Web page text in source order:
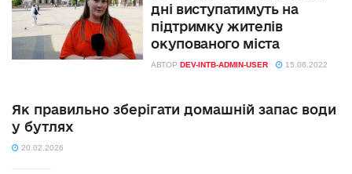
дні виступатимуть на
підтримку жителів
окупованого міста
АВТОР DEV-INTB-ADMIN-USER 15.06.2022
Як правильно зберігати домашній запас води
у бутлях
20.02.2026